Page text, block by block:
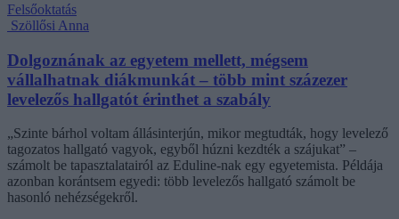
Felsőoktatás
Szöllősi Anna
Dolgoznának az egyetem mellett, mégsem
vállalhatnak diákmunkát – több mint százezer
levelezős hallgatót érinthet a szabály
„Szinte bárhol voltam állásinterjún, mikor megtudták, hogy levelező
tagozatos hallgató vagyok, egyből húzni kezdték a szájukat” –
számolt be tapasztalatairól az Eduline-nak egy egyetemista. Példája
azonban korántsem egyedi: több levelezős hallgató számolt be
hasonló nehézségekről.